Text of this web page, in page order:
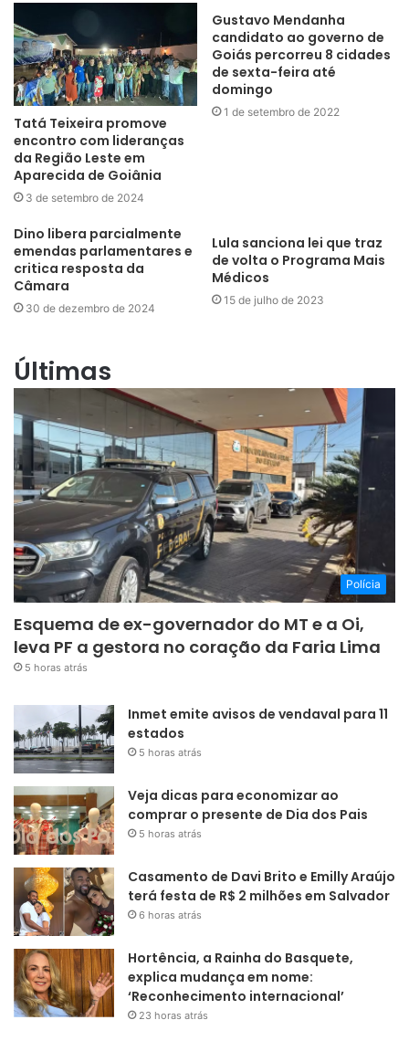
Tatá Teixeira promove
encontro com lideranças
da Região Leste em
Aparecida de Goiânia
3 de setembro de 2024
Gustavo Mendanha
candidato ao governo de
Goiás percorreu 8 cidades
de sexta-feira até
domingo
1 de setembro de 2022
Dino libera parcialmente
emendas parlamentares e
critica resposta da
Câmara
30 de dezembro de 2024
Lula sanciona lei que traz
de volta o Programa Mais
Médicos
15 de julho de 2023
Últimas
Polícia
Esquema de ex-governador do MT e a Oi,
leva PF a gestora no coração da Faria Lima
5 horas atrás
Inmet emite avisos de vendaval para 11
estados
5 horas atrás
Veja dicas para economizar ao
comprar o presente de Dia dos Pais
5 horas atrás
Casamento de Davi Brito e Emilly Araújo
terá festa de R$ 2 milhões em Salvador
6 horas atrás
Hortência, a Rainha do Basquete,
explica mudança em nome:
‘Reconhecimento internacional’
23 horas atrás